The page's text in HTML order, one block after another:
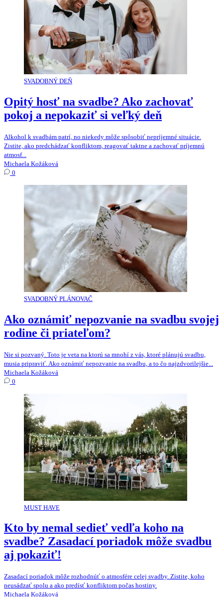
SVADOBNÝ DEŇ
Opitý hosť na svadbe? Ako zachovať
pokoj a nepokaziť si veľký deň
Alkohol k svadbám patrí, no niekedy môže spôsobiť nepríjemné situácie.
Zistite, ako predchádzať konfliktom, reagovať taktne a zachovať príjemnú
atmosf...
Michaela Kožáková
0
SVADOBNÝ PLÁNOVAČ
Ako oznámiť nepozvanie na svadbu svojej
rodine či priateľom?
Nie si pozvaný. Toto je veta na ktorú sa mnohí z vás, ktoré plánujú svadbu,
musia pripraviť. Ako oznámiť nepozvanie na svadbu, a to čo najzdvorilejšie...
Michaela Kožáková
0
MUST HAVE
Kto by nemal sedieť vedľa koho na
svadbe? Zasadací poriadok môže svadbu
aj pokaziť!
Zasadací poriadok môže rozhodnúť o atmosfére celej svadby. Zistite, koho
neusádzať spolu a ako predísť konfliktom počas hostiny.
Michaela Kožáková